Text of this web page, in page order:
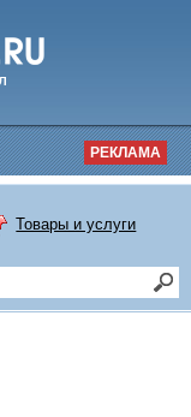
РЕКЛАМА
Товары и услуги